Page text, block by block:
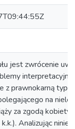
jest zwrócenie
z prawnokarną
na
za zgodą kobiety
Analizując